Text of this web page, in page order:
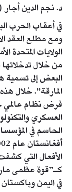
د. نجم الدين
في أعقاب الحرب
ومع مطلع العقد
الولايات المتحدة
من خلال
البعض إلى تسمية
المارقة”. خلال
فرض نظام عالمي
العسكري
الحاسم في
الأفعال التي
كـ”قوة عظمى
في اليمن